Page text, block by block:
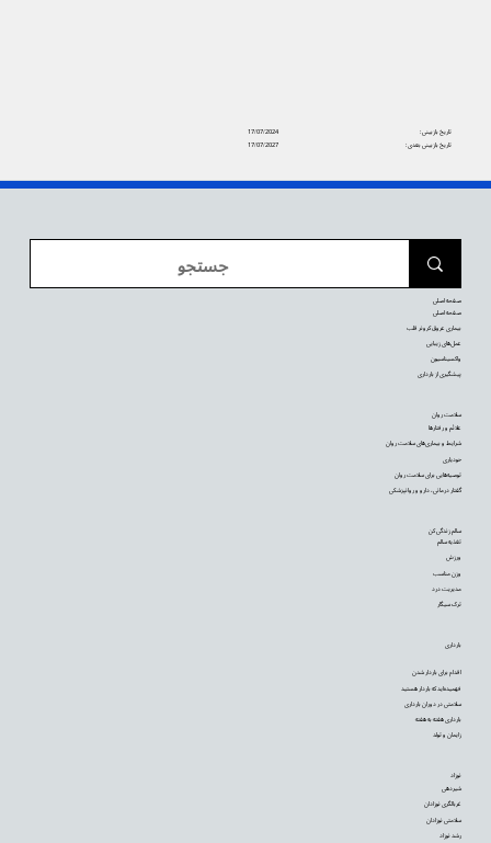
17/07/2024
تاریخ بازبینی:
17/07/2027
تاریخ بازبینی بعدی:
نوزاد
شیردهی
غربالگری نوزادان
سلامتی نوزادان
رشد نوزاد
بارداری
اقدام برای باردار شدن
فهمیده‌اید که باردار هستید
سلامتی در دوران بارداری
بارداری هفته به هفته
زایمان و تولد
سالم زندگی کن
تغذیه سالم
ورزش
وزن مناسب
مدیریت درد
ترک سیگار
سلامت روان
علائم و رفتارها
شرایط و بیماری‌های سلامت روان
خودیاری
توصیه‌‌هایی برای سلامت روان
گفتار درمانی، دارو و روانپزشکی
صفحه اصلی
صفحه اصلی
بیماری عروق کرونر قلب
عمل‌های زیبایی
واکسیناسیون
پیشگیری از بارداری